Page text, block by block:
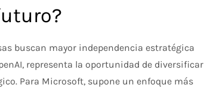
buscan mayor independencia estratégica
representa la oportunidad de diversificar
Para Microsoft, supone un enfoque más